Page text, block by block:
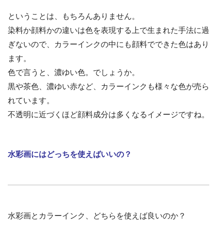
ということは、もちろんありません。
染料か顔料かの違いは色を表現する上で生まれた手法に過
ぎないので、カラーインクの中にも顔料でできた色はあり
ます。
色で言うと、濃ゆい色。でしょうか。
黒や茶色、濃ゆい赤など、カラーインクも様々な色が売ら
れています。
不透明に近づくほど顔料成分は多くなるイメージですね。
水彩画にはどっちを使えばいいの？
水彩画とカラーインク、どちらを使えば良いのか？